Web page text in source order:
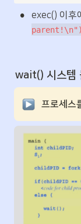
• exec() 이후
wait() 시스
프로세스